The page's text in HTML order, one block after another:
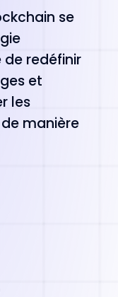
se
redéfinir
et
les
manière